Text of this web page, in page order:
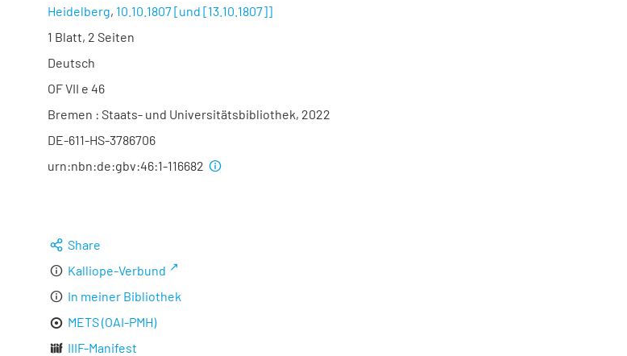
Heidelberg, 10.10.1807 [und [13.10.1807]]
1 Blatt, 2 Seiten
Deutsch
OF VII e 46
Bremen : Staats- und Universitätsbibliothek, 2022
DE-611-HS-3786706
urn:nbn:de:gbv:46:1-116682
Share
Kalliope-Verbund
In meiner Bibliothek
METS (OAI-PMH)
IIIF-Manifest